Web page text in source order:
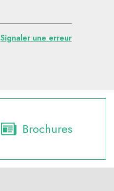
Signaler une erreur
Brochures